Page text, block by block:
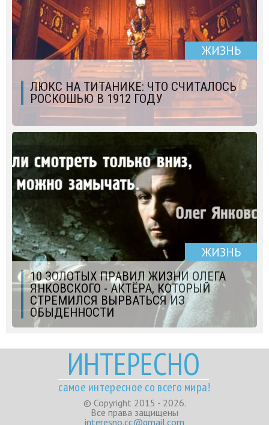
ЖИЗНЬ
ЛЮКС НА ТИТАНИКЕ: ЧТО СЧИТАЛОСЬ
РОСКОШЬЮ В 1912 ГОДУ
ЖИЗНЬ
10 ЗОЛОТЫХ ПРАВИЛ ЖИЗНИ ОЛЕГА
ЯНКОВСКОГО - АКТЁРА, КОТОРЫЙ
СТРЕМИЛСЯ ВЫРВАТЬСЯ ИЗ
ОБЫДЕННОСТИ
ИНТЕРЕСНО
самое интересное со всего мира!
© Copyright 2015 - 2026.
Все права защищены
interesno.cc@gmail.com